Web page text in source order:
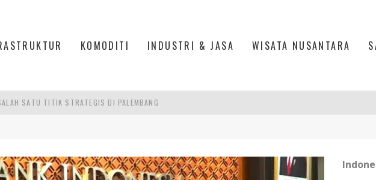
KOMODITI INDUSTRI & JASA WISATA NUSANTARA
MEMUKAU DI JEMBATAN AMPERA PALEMBANG
2026: PENGGERAK EKONOMI YANG BERKELANJUTAN
RI DI STASIUN PURWOKERTO, BANYUMAS